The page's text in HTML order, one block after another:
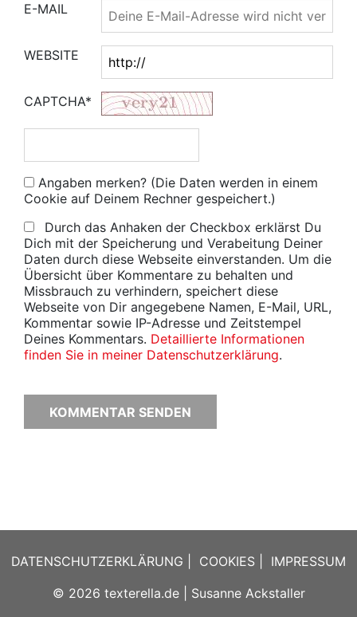
E-MAIL
WEBSITE
CAPTCHA*
Angaben merken? (Die Daten werden in einem
Cookie auf Deinem Rechner gespeichert.)
Durch das Anhaken der Checkbox erklärst Du
Dich mit der Speicherung und Verabeitung Deiner
Daten durch diese Webseite einverstanden. Um die
Übersicht über Kommentare zu behalten und
Missbrauch zu verhindern, speichert diese
Webseite von Dir angegebene Namen, E-Mail, URL,
Kommentar sowie IP-Adresse und Zeitstempel
Deines Kommentars. Detaillierte Informationen
finden Sie in meiner Datenschutzerklärung.
DATENSCHUTZERKLÄRUNG COOKIES
IMPRESSUM
© 2026 texterella.de| Susanne Ackstaller